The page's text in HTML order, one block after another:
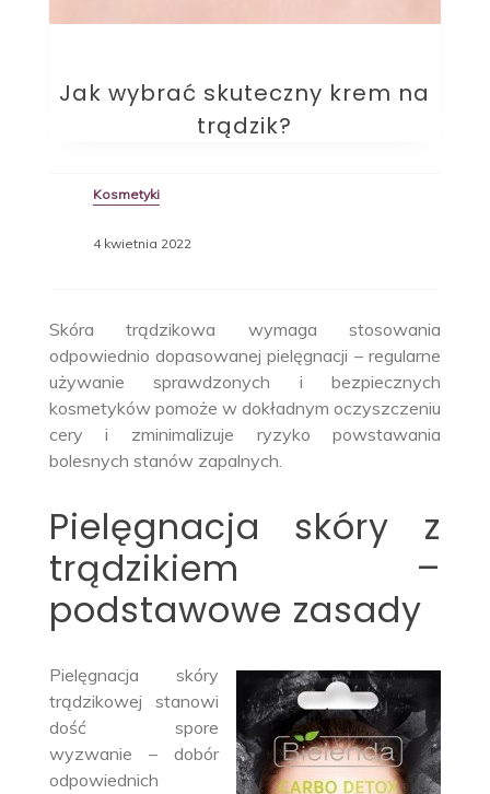
Jak wybrać skuteczny krem na
trądzik?
Kosmetyki
4 kwietnia 2022
Skóra trądzikowa wymaga stosowania
odpowiednio dopasowanej pielęgnacji – regularne
używanie sprawdzonych i bezpiecznych
kosmetyków pomoże w dokładnym oczyszczeniu
cery i zminimalizuje ryzyko powstawania
bolesnych stanów zapalnych.
Pielęgnacja skóry z
trądzikiem –
podstawowe zasady
Pielęgnacja skóry
trądzikowej stanowi
dość spore
wyzwanie – dobór
odpowiednich